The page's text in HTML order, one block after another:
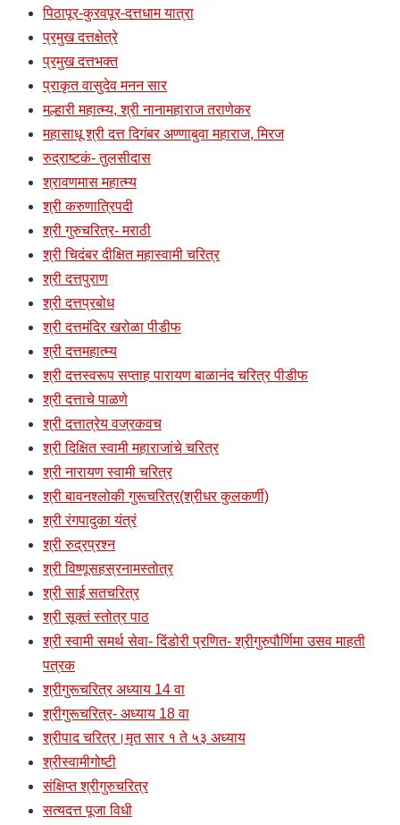
पिठापूर-कुरवपूर-दत्तधाम यात्रा
प्रमुख दत्तक्षेत्रे
प्रमुख दत्तभक्त
प्राकृत वासुदेव मनन सार
मल्हारी महात्म्य, श्री नानामहाराज तराणेकर
महासाधू श्री दत्त दिगंबर अण्णाबुवा महाराज, मिरज
रुद्राष्टकं- तुलसीदास
श्रावणमास महात्म्य
श्री करुणात्रिपदी
श्री गुरुचरित्र- मराठी
श्री चिदंबर दीक्षित महास्वामी चरित्र
श्री दत्तपुराण
श्री दत्तप्रबोध
श्री दत्तमंदिर खरोळा पीडीफ
श्री दत्तमहात्म्य
श्री दत्तस्वरूप सप्ताह पारायण बाळानंद चरित्र पीडीफ
श्री दत्ताचे पाळणे
श्री दत्तात्रेय वज्रकवच
श्री दिक्षित स्वामी महाराजांचे चरित्र
श्री नारायण स्वामी चरित्र
श्री बावनश्लोकी गुरूचरित्र(श्रीधर कुलकर्णी)
श्री रंगपादुका यंत्रं
श्री रुद्रप्रश्न
श्री विष्णूसहस्रनामस्तोत्र
श्री साई सतचरित्र
श्री सूक्तं स्तोत्र पाठ
श्री स्वामी समर्थ सेवा- दिंडोरी प्रणित- श्रीगुरुपौर्णिमा उसव माहती
पत्रक
श्रीगुरूचरित्र अध्याय 14 वा
श्रीगुरूचरित्र- अध्याय 18 वा
श्रीपाद चरित्र।मृत सार १ ते ५३ अध्याय
श्रीस्वामीगोष्टी
संक्षिप्त श्रीगुरुचरित्र
सत्यदत्त पूजा विधी